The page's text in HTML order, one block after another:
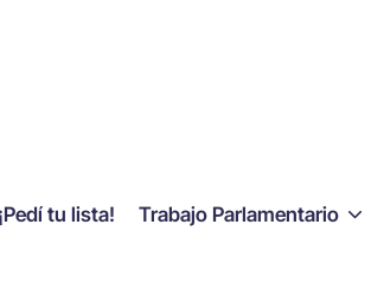
¡Pedí tu lista! Trabajo Parlamentario